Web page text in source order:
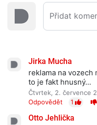
Jirka Mucha
reklama na vozech
to je fakt hnusný...
Čtvrtek, 2. července
Odpovědět
1
Otto Jehlička